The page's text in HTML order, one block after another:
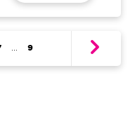
Dernière page
9